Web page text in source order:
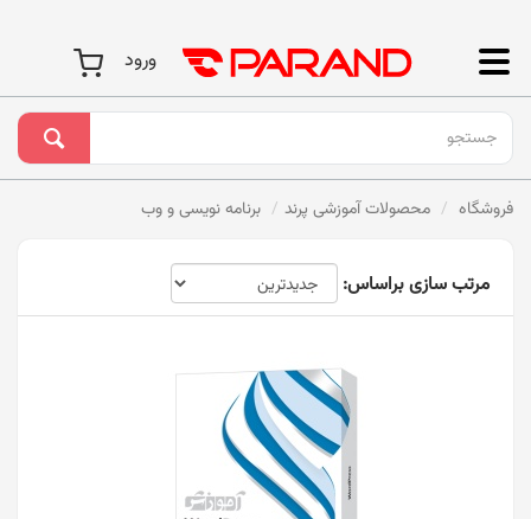
ورود
فروشگاه محصولات آموزشی پرند برنامه نویسی و وب
مرتب سازی براساس: